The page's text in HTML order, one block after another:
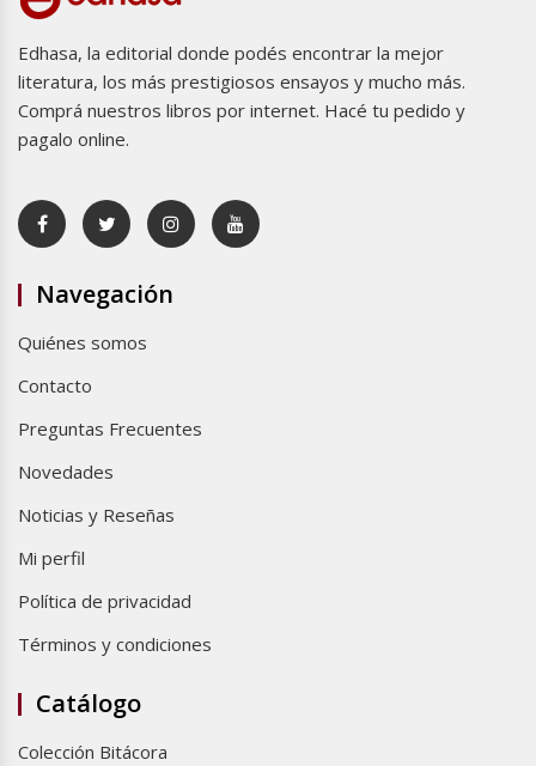
Edhasa, la editorial donde podés encontrar la mejor
literatura, los más prestigiosos ensayos y mucho más.
Comprá nuestros libros por internet. Hacé tu pedido y
pagalo online.
Navegación
Quiénes somos
Contacto
Preguntas Frecuentes
Novedades
Noticias y Reseñas
Mi perfil
Política de privacidad
Términos y condiciones
Catálogo
Colección Bitácora